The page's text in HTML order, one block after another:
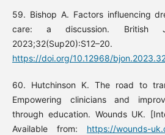
59. Bishop A. Factors influencing
care: a discussion. British
https://doi.org/10.12968/
60. Hutchinson K. The road to
Empowering clinicians and
through education. Wounds UK.
Available from: https://wounds-